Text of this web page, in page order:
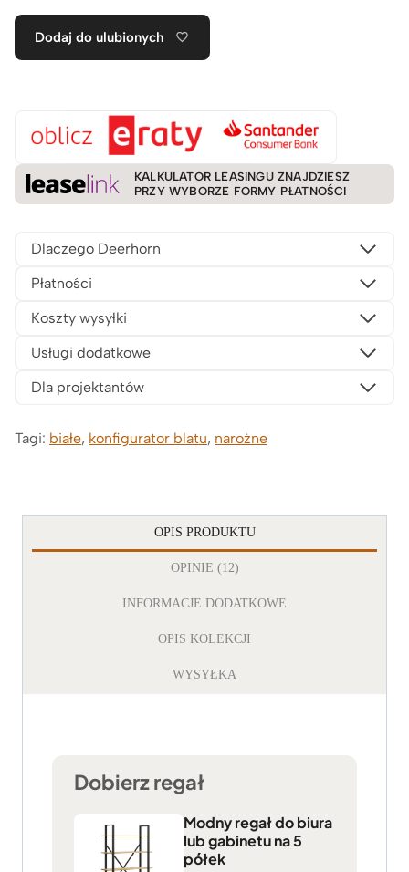
Dodaj do ulubionych
KALKULATOR LEASINGU ZNAJDZIESZ
PRZY WYBORZE FORMY PŁATNOŚCI
Dlaczego Deerhorn
Płatności
Koszty wysyłki
Usługi dodatkowe
Dla projektantów
Tagi: białe, konfigurator blatu, narożne
OPIS PRODUKTU
OPINIE (12)
INFORMACJE DODATKOWE
OPIS KOLEKCJI
WYSYŁKA
Dobierz regał
Modny regał do biura
lub gabinetu na 5
półek